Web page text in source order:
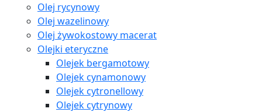
Olej rycynowy
Olej wazelinowy
Olej żywokostowy macerat
Olejki eteryczne
Olejek bergamotowy
Olejek cynamonowy
Olejek cytronellowy
Olejek cytrynowy